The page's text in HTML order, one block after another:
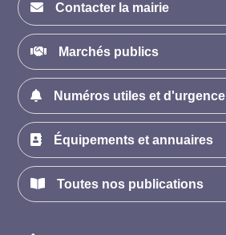
Contacter la mairie
Marchés publics
Numéros utiles et d'urgence
Équipements et annuaires
Toutes nos publications